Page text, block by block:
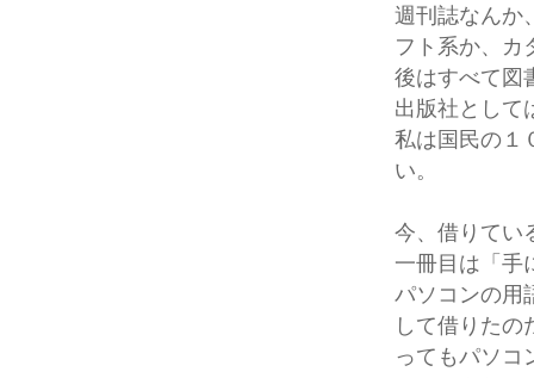
週刊誌なんか
フト系か、カ
後はすべて図
出版社として
私は国民の１
い。
今、借りてい
一冊目は「手
パソコンの用
して借りたの
ってもパソコ